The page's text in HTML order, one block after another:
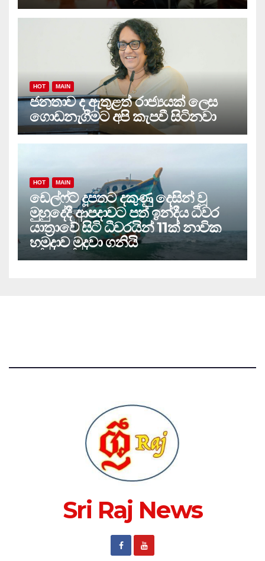
HOT MAIN
ජනතාව ද ඇතුළත් රාජ්‍යයක් ලෙස
ගොඩනැගීමට අපි කැපවී සිටිනවා
HOT MAIN
ඩෙල්ෆ්ට් දූපතට දකුණු දෙසින් වූ
මුහුදේදී ආපදාවට පත් ඉන්දීය ධීවර
යාත්‍රාවේ සිටි ධීවරයින් 11ක් නාවික
හමුදාව මුදවා ගනියි
Sri Raj News